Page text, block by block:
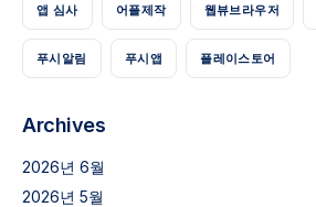
앱 심사 어플제작 웹뷰브라우저
푸시알림 푸시앱 플레이스토어
Archives
2026년 6월
2026년 5월